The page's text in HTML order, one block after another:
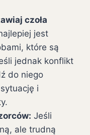
czoła
jest
które są
jednak konflikt
do niego
i
Jeśli
ale trudną